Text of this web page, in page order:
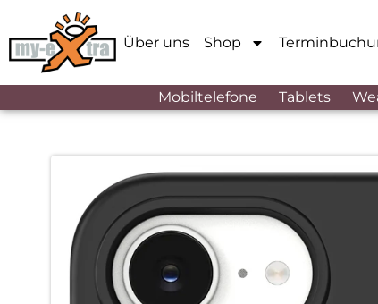
Über uns Shop
Mobiltelefone Tablets